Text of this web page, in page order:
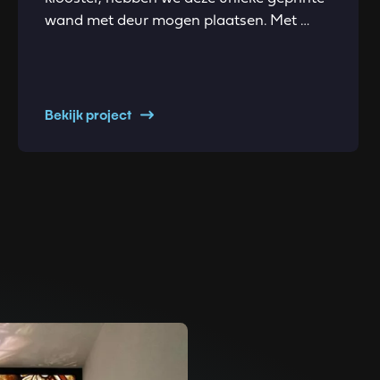
wand met deur mogen plaatsen. Met …
Bekijk project